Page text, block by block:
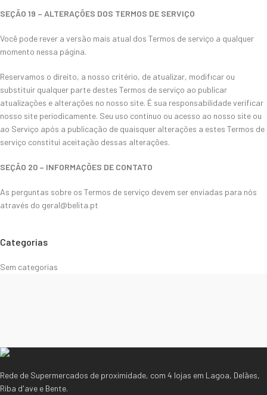
SEÇÃO 19 – ALTERAÇÕES DOS TERMOS DE SERVIÇO
Você pode rever a versão mais atual dos Termos de serviço a qualquer
momento nessa página.
Reservamos o direito, a nosso critério, de atualizar, modificar ou
substituir qualquer parte destes Termos de serviço ao publicar
atualizações e alterações no nosso site. É sua responsabilidade verificar
nosso site periodicamente. Seu uso contínuo ou acesso ao nosso site ou
ao Serviço após a publicação de quaisquer alterações a estes Termos de
serviço constitui aceitação dessas alterações.
SEÇÃO 20 – INFORMAÇÕES DE CONTATO
As perguntas sobre os Termos de serviço devem ser enviadas para nós
através do geral@belita.pt
Categorias
Sem categorias
Rede de Supermercados de proximidade, com 4 lojas em Lagoa, Delães,
Riba d'ave e Bente.